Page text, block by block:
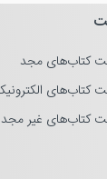
کتاب‌های مجد
کتاب‌های
کتاب‌های غیر مجد